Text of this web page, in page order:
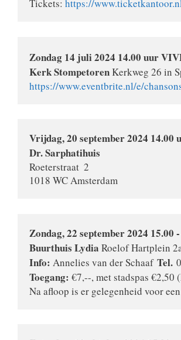
Tickets: https://
Zondag 14 juli 2024 14.00 uur
Kerk Stompetoren
https://www.eventbrite.nl/e/
Vrijdag, 20 september 2024 14.00
Roeterstraat  2
1018 WC Amsterdam
Buurthuis Lydia
Info: Annelies van der Schaaf Tel.
Toegang: €7,--, met stadspas €2,50
Na afloop is er gelegenheid voor